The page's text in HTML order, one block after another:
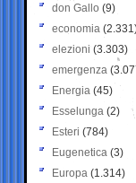
don Gallo (9)
economia
elezioni (3.303)
emergenza
Energia (45)
Esselunga (2)
Esteri (784)
Eugenetica (3)
Europa (1.314)